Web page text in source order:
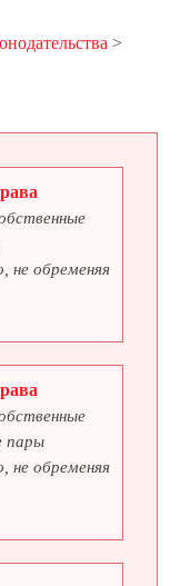
>
не обременяя
пары
не обременяя